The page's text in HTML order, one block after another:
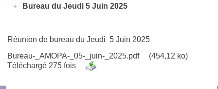
Bureau du Jeudi 5 Juin 2025
Réunion de bureau du Jeudi 5 Juin 2025
Bureau-_AMOPA-_05-_juin-_2025.pdf
(454,12 ko)
Téléchargé 275 fois